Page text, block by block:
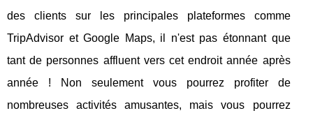
des clients sur les principales plateformes comme
TripAdvisor et Google Maps, il n'est pas étonnant que
tant de personnes affluent vers cet endroit année après
année ! Non seulement vous pourrez profiter de
nombreuses activités amusantes, mais vous pourrez